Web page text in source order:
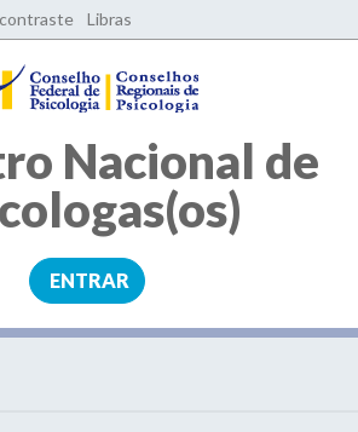
Libras
Nacional de
ENTRAR